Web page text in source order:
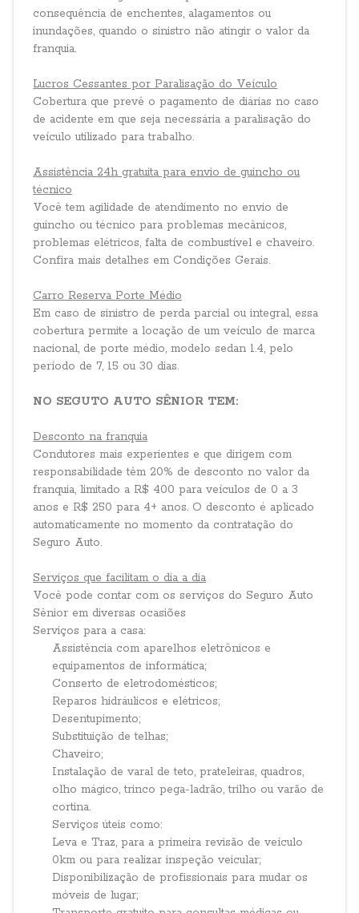
consequência de enchentes, alagamentos ou
inundações, quando o sinistro não atingir o valor da
franquia.
Lucros Cessantes por Paralisação do Veículo
Cobertura que prevê o pagamento de diárias no caso
de acidente em que seja necessária a paralisação do
veículo utilizado para trabalho.
Assistência 24h gratuita para envio de guincho ou
técnico
Você tem agilidade de atendimento no envio de
guincho ou técnico para problemas mecânicos,
problemas elétricos, falta de combustível e chaveiro.
Confira mais detalhes em Condições Gerais.
Carro Reserva Porte Médio
Em caso de sinistro de perda parcial ou integral, essa
cobertura permite a locação de um veículo de marca
nacional, de porte médio, modelo sedan 1.4, pelo
período de 7, 15 ou 30 dias.
NO SEGUTO AUTO SÊNIOR TEM:
Desconto na franquia
Condutores mais experientes e que dirigem com
responsabilidade têm 20% de desconto no valor da
franquia, limitado a R$ 400 para veículos de 0 a 3
anos e R$ 250 para 4+ anos. O desconto é aplicado
automaticamente no momento da contratação do
Seguro Auto.
Serviços que facilitam o dia a dia
Você pode contar com os serviços do Seguro Auto
Sênior em diversas ocasiões
Serviços para a casa:
Assistência com aparelhos eletrônicos e
equipamentos de informática;
Conserto de eletrodomésticos;
Reparos hidráulicos e elétricos;
Desentupimento;
Substituição de telhas;
Chaveiro;
Instalação de varal de teto, prateleiras, quadros,
olho mágico, trinco pega-ladrão, trilho ou varão de
cortina.
Serviços úteis como:
Leva e Traz, para a primeira revisão de veículo
0km ou para realizar inspeção veicular;
Disponibilização de profissionais para mudar os
móveis de lugar;